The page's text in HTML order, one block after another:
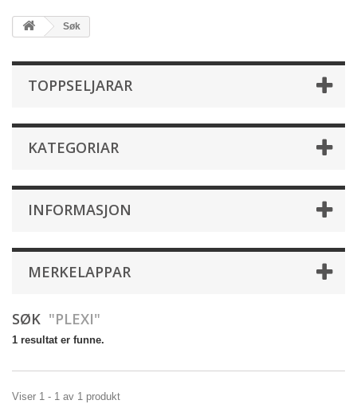
Søk
TOPPSELJARAR
KATEGORIAR
INFORMASJON
MERKELAPPAR
SØK "PLEXI"
1 resultat er funne.
Viser 1 - 1 av 1 produkt